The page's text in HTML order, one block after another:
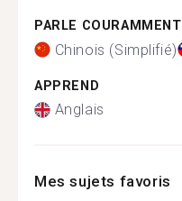
PARLE COURAMMENT
Chinois (Simplifié)
APPREND
Anglais
Mes sujets favoris